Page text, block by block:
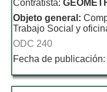
Contratista:
Objeto general:
Trabajo Social y
ODC 240
Fecha de